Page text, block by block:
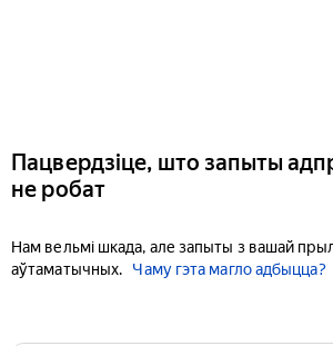
Пацвердзіце, што запыты
не робат
Нам вельмі шкада, але запыты з вашай
аўтаматычных.
Чаму гэта магло адбыцца?